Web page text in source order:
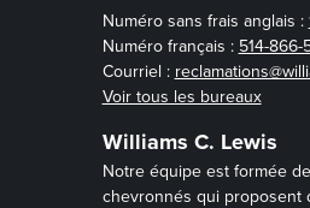
Numéro sans frais anglais :
Numéro français : 514-866-
Courriel :
Voir tous les bureaux
Williams C. Lewis
Notre équipe est formée
chevronnés qui proposent